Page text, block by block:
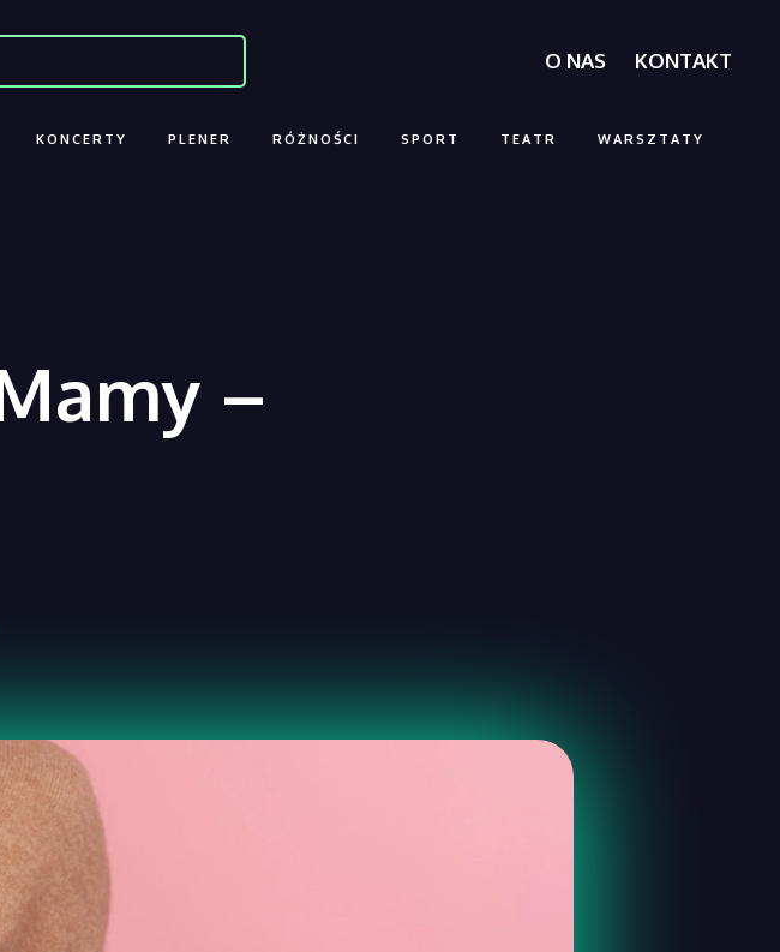
O NAS KONTAKT
KONCERTY PLENER RÓŻNOŚCI SPORT TEATR WARSZTATY
–